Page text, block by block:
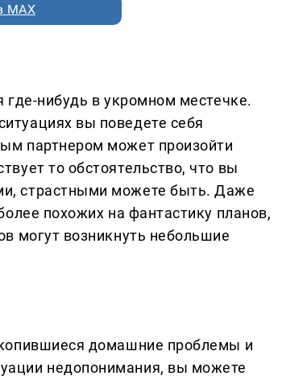
MAX
где-нибудь в укромном местечке.
вы поведете себя
партнером может произойти
то обстоятельство, что вы
страстными можете быть. Даже
похожих на фантастику планов,
могут возникнуть небольшие
домашние проблемы и
недопонимания, вы можете